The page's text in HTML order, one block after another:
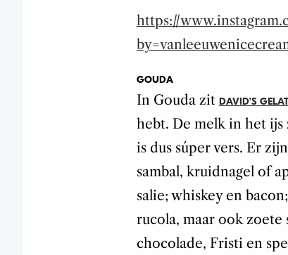
https://
GOUDA
In Gouda zit DAVID’S
hebt. De melk in het
is dus súper vers. Er
sambal, kruidnagel of
salie; whiskey en
rucola, maar ook zoete
chocolade, Fristi en